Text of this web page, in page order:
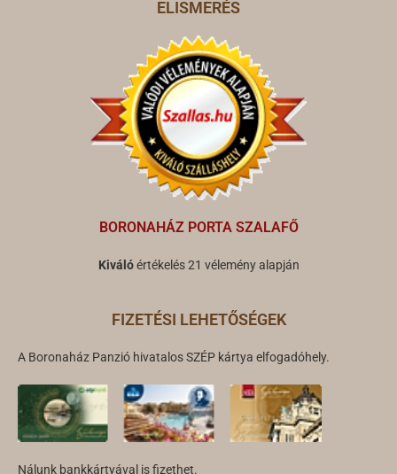
ELISMERÉS
BORONAHÁZ PORTA SZALAFŐ
Kiválóértékelés 21 vélemény alapján
FIZETÉSI LEHETŐSÉGEK
A Boronaház Panzió hivatalos SZÉP kártya elfogadóhely.
Nálunk bankkártyával is fizethet.